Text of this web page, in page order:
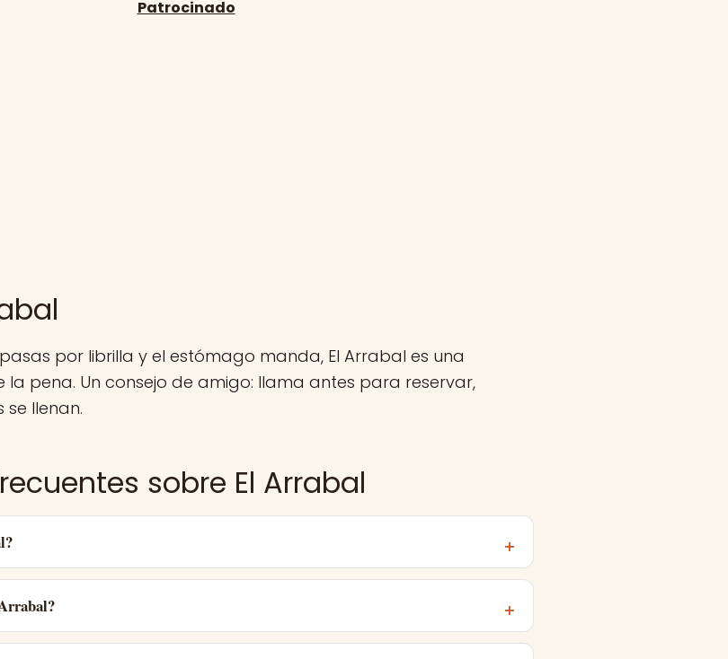
por librilla y el estómago manda, El Arrabal es una
pena. Un consejo de amigo: llama antes para reservar,
se llenan.
sobre El Arrabal